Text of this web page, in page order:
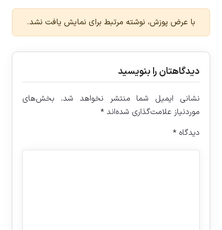
با عرض پوزش، نوشته مرتبط برای نمایش یافت نشد.
دیدگاهتان را بنویسید
نشانی ایمیل شما منتشر نخواهد شد.
بخش‌های
موردنیاز علامت‌گذاری شده‌اند*
دیدگاه*